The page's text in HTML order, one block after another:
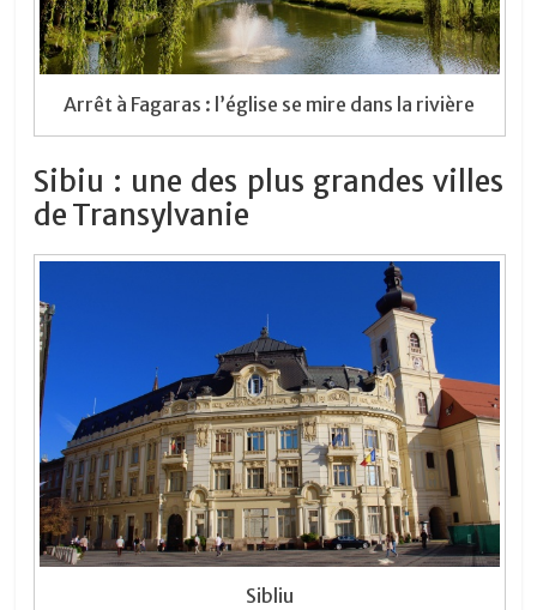
Arrêt à Fagaras : l’église se mire dans la rivière
Sibiu : une des plus grandes villes
de Transylvanie
Sibliu